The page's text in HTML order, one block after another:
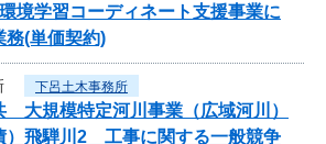
境学習コーディネート支援事業に
務(単価契約)
下呂土木事務所
大規模特定河川事業（広域河川）
）飛騨川2 工事に関する一般競争